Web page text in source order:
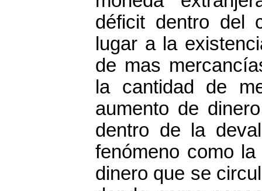
déficit dentro del
lugar a la
de mas
la cantidad de
aumento de
dentro de la
fenómeno como
dinero que se